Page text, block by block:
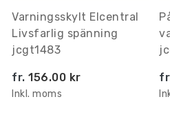
Varningsskylt Elcentral
Livsfarlig spänning
jcgt1483
fr. 156.00 kr
Inkl. moms